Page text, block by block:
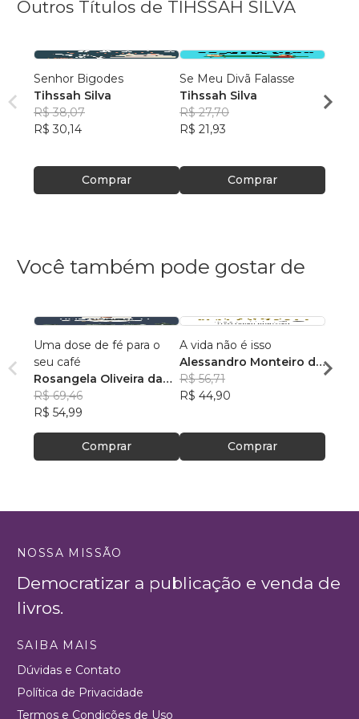
Outros Títulos de TIHSSAH SILVA
Senhor Bigodes
Tihssah Silva
R$ 38,07
R$ 30,14
Comprar
Se Meu Divã Falasse
Tihssah Silva
R$ 27,70
R$ 21,93
Comprar
R$
Você também pode gostar de
Uma dose de fé para o
seu café
Rosangela Oliveira da
Silva
R$ 69,46
R$ 54,99
Comprar
A vida não é isso
Alessandro Monteiro de
Menezes
R$ 56,71
R$ 44,90
Comprar
R$
NOSSA MISSÃO
Democratizar a publicação e venda de
livros.
SAIBA MAIS
Dúvidas e Contato
Política de Privacidade
Termos e Condições de Uso